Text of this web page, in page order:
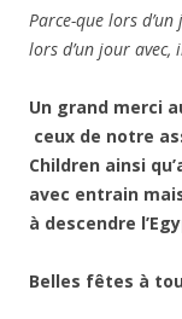
Parce-que lors
lors d’un jour avec,
Un grand merci
ceux de notre
Children ainsi
avec entrain
à descendre
Belles fêtes à